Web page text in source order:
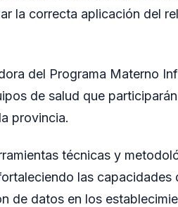
la correcta aplicación del
del Programa Materno
de salud que
provincia.
técnicas y
las capacidades
de datos en los